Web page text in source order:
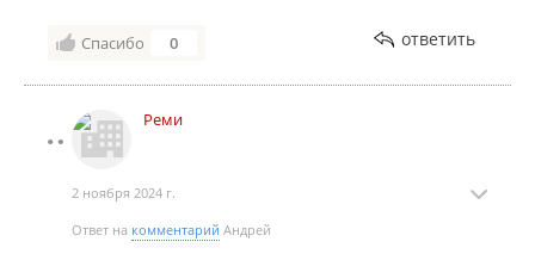
Спасибо 0 ответить
Реми
2 ноября 2024 г.
Ответ на комментарий Андрей